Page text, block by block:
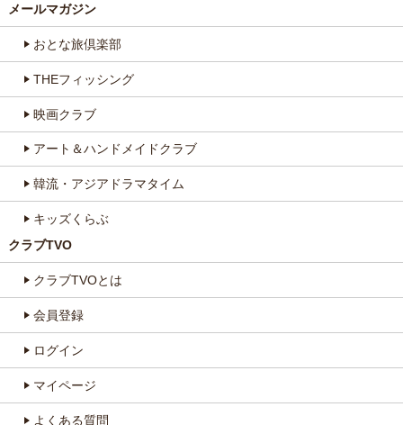
メールマガジン
おとな旅倶楽部
THEフィッシング
映画クラブ
アート＆ハンドメイドクラブ
韓流・アジアドラマタイム
キッズくらぶ
クラブTVO
クラブTVOとは
会員登録
ログイン
マイページ
よくある質問